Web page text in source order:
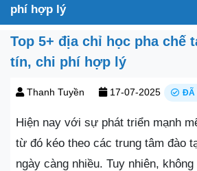
phí hợp lý
Top 5+ địa chỉ học pha chế
tín, chi phí hợp lý
Thanh Tuyền 17-07-2025 ĐÃ
Hiện nay với sự phát triển mạnh
từ đó kéo theo các trung tâm đào
ngày càng nhiều. Tuy nhiên,